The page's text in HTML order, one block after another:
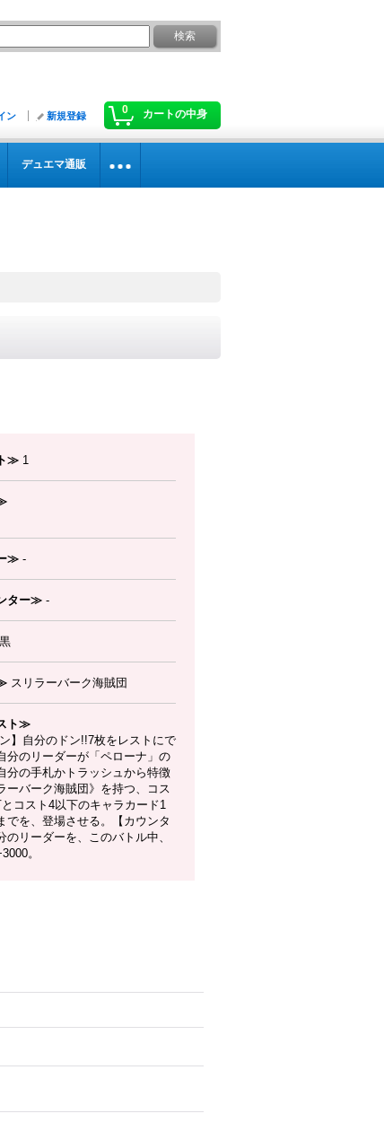
0 カートの中身
ン 新規登録
デュエマ通販
≫ 1
≫ -
ター≫ -
黒
スリラーバーク海賊団
ト≫
】自分のドン!!7枚をレストにで
分のリーダーが「ペローナ」の
分の手札かトラッシュから特徴
ーバーク海賊団》を持つ、コス
とコスト4以下のキャラカード1
でを、登場させる。【カウンタ
のリーダーを、このバトル中、
。